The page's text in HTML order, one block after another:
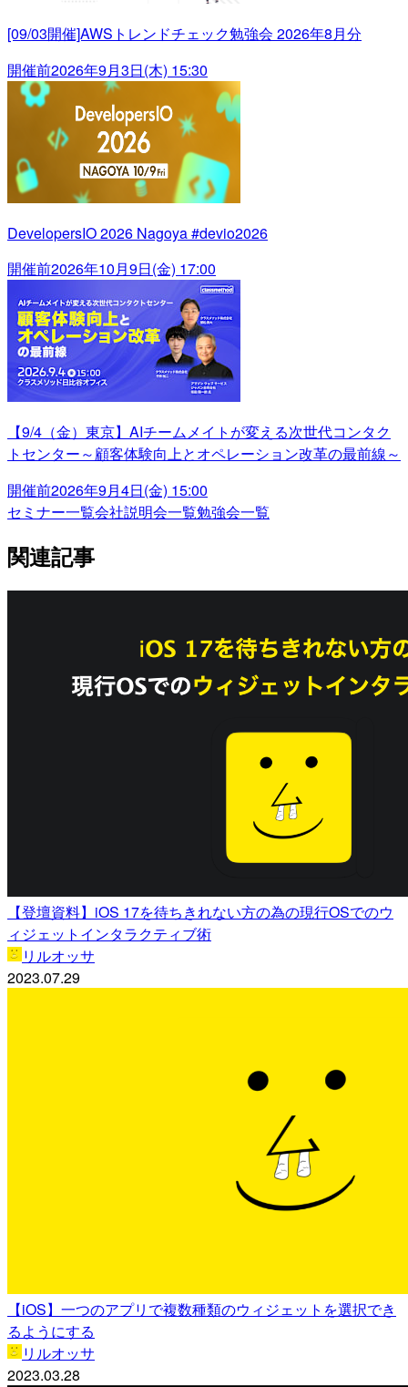
[09/03開催]AWSトレンドチェック勉強会 2026年8月分
開催前2026年9月3日(木) 15:30
DevelopersIO 2026 Nagoya #devio2026
開催前2026年10月9日(金) 17:00
【9/4（金）東京】AIチームメイトが変える次世代コンタク
トセンター～顧客体験向上とオペレーション改革の最前線～
開催前2026年9月4日(金) 15:00
セミナー一覧会社説明会一覧勉強会一覧
関連記事
【登壇資料】iOS 17を待ちきれない方の為の現行OSでのウ
ィジェットインタラクティブ術
リルオッサ
2023.07.29
【iOS】一つのアプリで複数種類のウィジェットを選択でき
るようにする
リルオッサ
2023.03.28